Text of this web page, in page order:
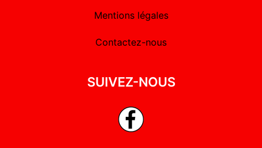
Mentions légales
Contactez-nous
SUIVEZ-NOUS